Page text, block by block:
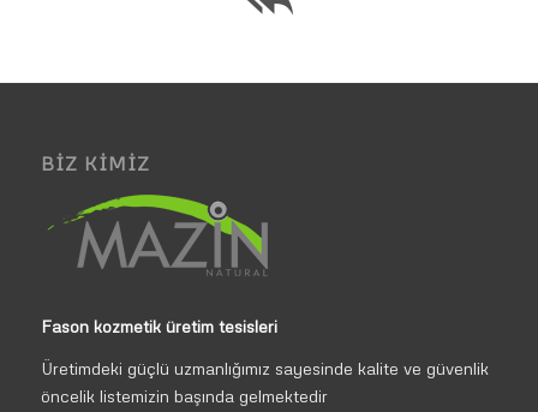
BIZ KIMIZ
Fason kozmetik üretim tesisleri
Üretimdeki güçlü uzmanlığımız sayesinde kalite ve güvenlik
öncelik listemizin başında gelmektedir